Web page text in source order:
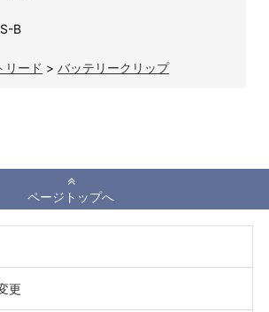
B
リード >バッテリークリップ
ページトップへ
更